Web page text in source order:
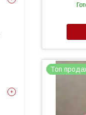
Топ